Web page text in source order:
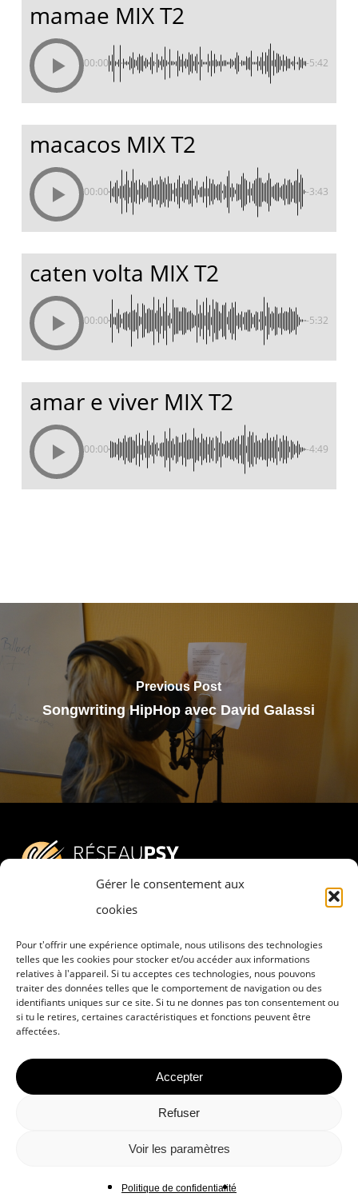
Gérer le consentement aux
cookies
Pour t'offrir une expérience optimale, nous utilisons des technologies
telles que les cookies pour stocker et/ou accéder aux informations
relatives à l'appareil. Si tu acceptes ces technologies, nous pouvons
traiter des données telles que le comportement de navigation ou des
identifiants uniques sur ce site. Si tu ne donnes pas ton consentement ou
si tu le retires, certaines caractéristiques et fonctions peuvent être
affectées.
Accepter
Refuser
Voir les paramètres
Politique de confidentialité
mamae MIX T2
00:00 -5:42
macacos MIX T2
00:00 -3:43
caten volta MIX T2
00:00 -5:32
amar e viver MIX T2
00:00 -4:49
Previous Post
Songwriting HipHop avec David Galassi
Adresse
RESEAU PSY – PSYCHESCH HËLLEF
DOBAUSSEN a.s.b.l.
8, rue Pierre Claude
Contact